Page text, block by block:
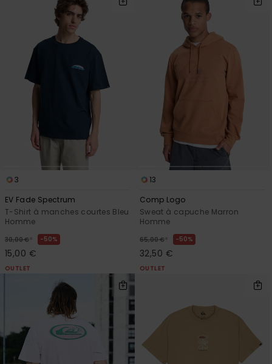
3
EV Fade Spectrum
T-Shirt à manches courtes Bleu
Homme
30,00 € * 50%
15,00 €
OUTLET
13
Comp Logo
Sweat à capuche Marron
Homme
65,00 € * 50%
32,50 €
OUTLET